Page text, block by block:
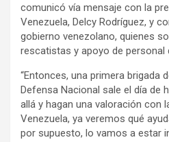
comunicó vía mensaje con la
Venezuela, Delcy Rodríguez, y
gobierno venezolano, quienes
rescatistas y apoyo de personal
“Entonces, una primera brigada
Defensa Nacional sale el día de
allá y hagan una valoración con
Venezuela, ya veremos qué
por supuesto, lo vamos a estar